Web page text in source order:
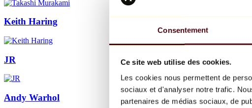
Consentement
Ce site web utilise des cookies.
Les cookies nous permettent de
sociaux et d'analyser notre trafic.
partenaires de médias sociaux, de
Keith Haring
JR
Andy Warhol